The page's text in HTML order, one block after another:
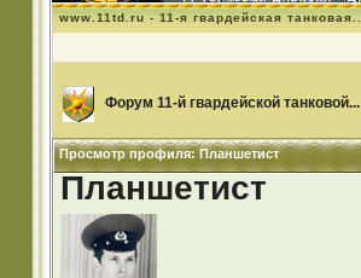
www.11td.ru - 11-я гвардейская танковая...
Форум 11-й гвардейской танковой...
Просмотр профиля: Планшетист
Планшетист